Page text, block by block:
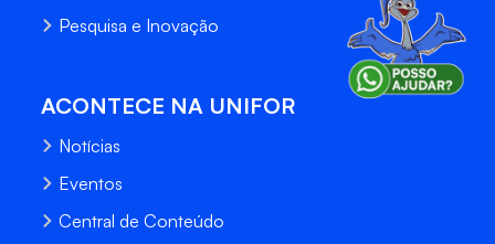
Pesquisa e Inovação
ACONTECE NA UNIFOR
Notícias
Eventos
Central de Conteúdo